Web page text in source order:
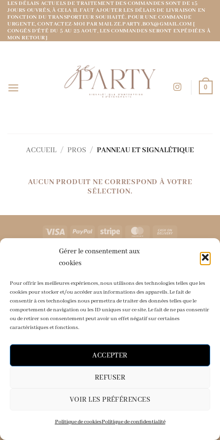
Gérer le consentement aux
cookies
Pour offrir les meilleures expériences, nous utilisons des technologies telles que les
cookies pour stocker et/ou accéder aux informations des appareils. Le fait de
consentir à ces technologies nous permettra de traiter des données telles que le
comportement de navigation ou les ID uniques sur ce site. Le fait de ne pas consentir
ou de retirer son consentement peut avoir un effet négatif sur certaines
caractéristiques et fonctions.
ACCEPTER
REFUSER
VOIR LES PRÉFÉRENCES
Politique de cookiesPolitique de confidentialité
Passer
au
contenu
LES DÉLAIS ACTUELS DE TRAITEMENT DES COMMANDES SONT DE 15
JOURS OUVRÉS, À CELA IL FAUT AJOUTER LES DÉLAIS DE LIVRAISON EN
FONCTION DU TRANSPORTEUR SOUHAITÉ. POUR UNE COMMANDE
URGENTE, CONTACTEZ-MOI PAR MAIL ZE.PARTY.BOX@GMAIL.COM [
CONGÉS D'ÉTÉ DU 5 AU 23 AOUT, LES COMMANDES SERONT EXPÉDIÉES À
MON RETOUR]
0
ACCUEIL / PROS / PANNEAU ET SIGNALÉTIQUE
AUCUN PRODUIT NE CORRESPOND À VOTRE
SÉLECTION.
VISA PAYPALSTRIPE MASTERCARD
ON
CONDITIONS GÉNÉRALES DE VENTE
POLITIQUE DE CONFIDENTIALITÉ
ZE PARTY BOX
CONTACT À PROPOS
POLITIQUE DE COOKIES (UE)